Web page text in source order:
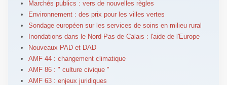
Marchés publics : vers de nouvelles règles
Environnement : des prix pour les villes vertes
Sondage européen sur les services de soins en milieu rural
Inondations dans le Nord-Pas-de-Calais : l'aide de l'Europe
Nouveaux PAD et DAD
AMF 44 : changement climatique
AMF 86 : " culture civique "
AMF 63 : enjeux juridiques